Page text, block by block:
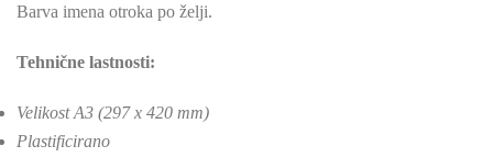
Barva imena otroka po želji.
Tehnične lastnosti:
Velikost A3 (297 x 420 mm)
Plastificirano